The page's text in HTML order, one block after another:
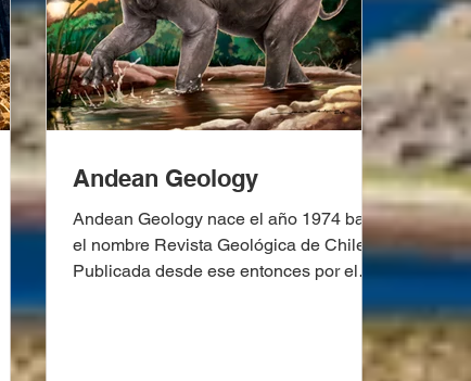
Andean Geology
Andean Geology nace el año 1974 bajo
el nombre Revista Geológica de Chile.
Publicada desde ese entonces por el
colaboración con la Sociedad Geológica